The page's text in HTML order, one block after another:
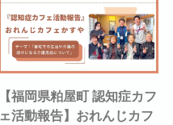
【福岡県粕屋町 認知症カフ
ェ活動報告】おれんじカフ